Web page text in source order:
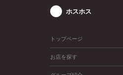
ホスホス
トップページ
お店を探す